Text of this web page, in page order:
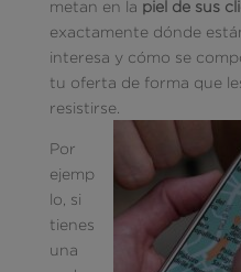
metan en la piel de sus
exactamente dónde
interesa y cómo se
tu oferta de forma que
resistirse.
Por
ejemp
lo, si
tienes
una